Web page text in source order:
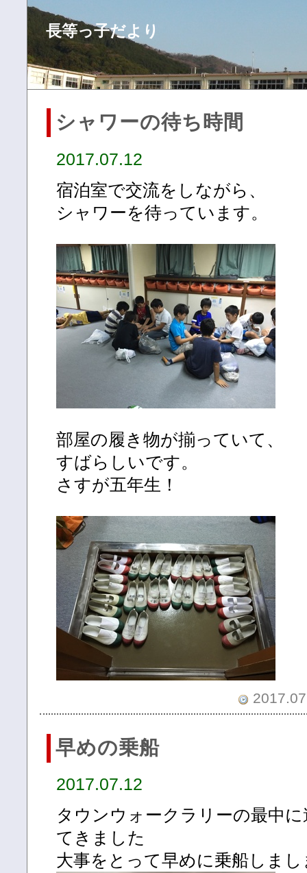
長等っ子だより
シャワーの待ち時間
2017.07.12
宿泊室で交流をしながら、
シャワーを待っています。
部屋の履き物が揃っていて、
すばらしいです。
さすが五年生！
早めの乗船
2017.07.12
タウンウォークラリーの最中
てきました
大事をとって早めに乗船しまし